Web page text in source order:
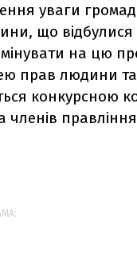
уваги
що відбулися
на цю
прав людини
конкурсною
членів